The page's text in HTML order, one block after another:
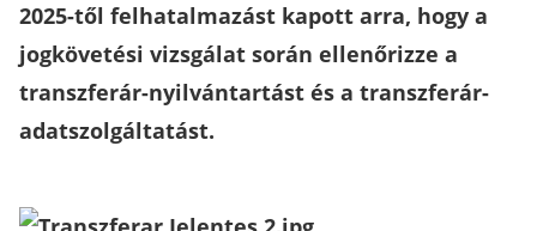
2025-től felhatalmazást kapott arra, hogy a
jogkövetési vizsgálat során ellenőrizze a
transzferár-nyilvántartást és a transzferár-
adatszolgáltatást.